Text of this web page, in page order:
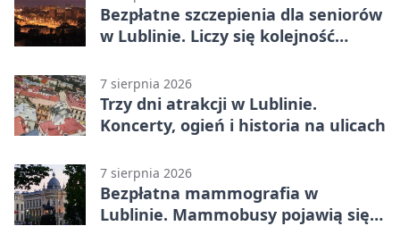
Bezpłatne szczepienia dla seniorów
w Lublinie. Liczy się kolejność
7 sierpnia 2026
Trzy dni atrakcji w Lublinie.
Koncerty, ogień i historia na ulicach
7 sierpnia 2026
Bezpłatna mammografia w
Lublinie. Mammobusy pojawią się